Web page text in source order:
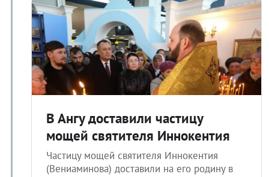
В Ангу доставили частицу
мощей святителя Иннокентия
Частицу мощей святителя Иннокентия
(Вениаминова) доставили на его родину в